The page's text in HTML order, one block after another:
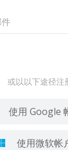
或以以下途径注
使用 Google
使用微软帐